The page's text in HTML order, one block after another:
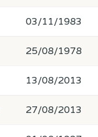
03/11/1983
25/08/1978
13/08/2013
27/08/2013